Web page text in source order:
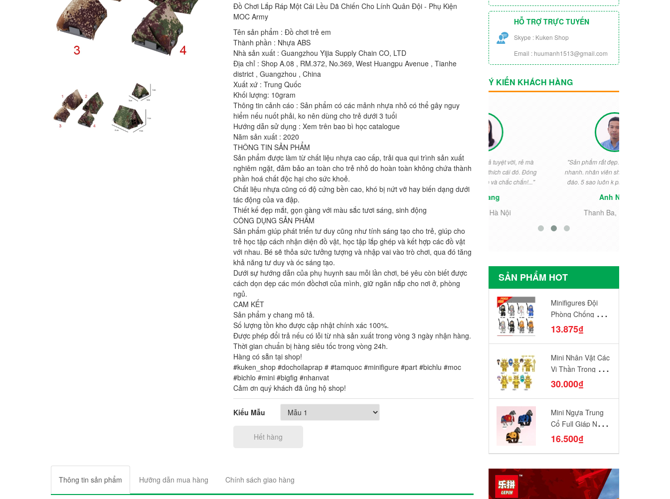
Đồ Chơi Lắp Ráp Một Cái Lều Dã Chiến Cho Lính Quân Đội - Phụ Kiện
MOC Army
Tên sản phẩm : Đồ chơi trẻ em
Thành phần : Nhựa ABS
Nhà sản xuất : Guangzhou Yijia Supply Chain CO, LTD
Địa chỉ : Shop A.08 , RM.372, No.369, West Huangpu Avenue , Tianhe
district , Guangzhou , China
Xuất xứ : Trung Quốc
Khối lượng: 10gram
Thông tin cảnh cáo : Sản phẩm có các mảnh nhựa nhỏ có thể gây nguy
hiểm nếu nuốt phải, ko nên dùng cho trẻ dưới 3 tuổi
Hướng dẫn sử dụng : Xem trên bao bì học catalogue
Năm sản xuất : 2020
THÔNG TIN SẢN PHẨM
Sản phẩm được làm từ chất liệu nhựa cao cấp, trải qua qui trình sản xuất
nghiêm ngặt, đảm bảo an toàn cho trẻ nhỏ do hoàn toàn không chứa thành
phần hoá chất độc hại cho sức khoẻ.
Chất liệu nhựa cũng có độ cứng bền cao, khó bị nứt vỡ hay biến dạng dưới
tác động của va đập.
Thiết kế đẹp mắt, gọn gàng với màu sắc tươi sáng, sinh động
CÔNG DỤNG SẢN PHẨM
Sản phẩm giúp phát triển tư duy cũng như tính sáng tạo cho trẻ, giúp cho
trẻ học tập cách nhận diện đồ vật, học tập lắp ghép và kết hợp các đồ vật
với nhau. Bé sẽ thỏa sức tưởng tượng và nhập vai vào trò chơi, qua đó tăng
khả năng tư duy và óc sáng tạo.
Dưới sự hướng dẫn của phụ huynh sau mỗi lần chơi, bé yêu còn biết được
cách dọn dẹp các món đồchơi của mình, giữ ngăn nắp cho nơi ở, phòng
ngủ.
CAM KẾT
Sản phẩm y chang mô tả.
Số lượng tồn kho được cập nhật chính xác 100%.
Được phép đổi trả nếu có lỗi từ nhà sản xuất trong vòng 3 ngày nhận hàng.
Thời gian chuẩn bị hàng siêu tốc trong vòng 24h.
Hàng có sẵn tại shop!
#kuken_shop #dochoilaprap # #tamquoc #minifigure #part #bichlu #moc
#bichlo #mini #bigfig #nhanvat
Cảm ơn quý khách đã ủng hộ shop!
Kiểu Mẫu
Hết hàng
Thông tin sản phẩm Hưỡng dẫn mua hàng Chính sách giao hàng
HỖ TRỢ TRỰC TUYẾN
Skype : Kuken Shop
Email : huumanh1513@gmail.com
Ý KIẾN KHÁCH HÀNG
"Sản phẩm thì trên cả tuyệt vời, rẻ mà
đẹp. Ráp lên cái nào thích cái đó. Đóng
Chị Trang
Cầu Giấy, Hà Nội
"Sản phẩm rất đẹp. chuyển phát rất
nhanh. nhân viên shop nhiệt tình chu
đáo. 5 sao luôn k phải nói gì nữa..."
Thanh Ba, Phú Thọ
SẢN PHẨM HOT
Minifigures Đội
Phòng Chống Vũ
Khí Sinh Hóa
13.875₫
Mini Nhân Vật Các
Vị Thần Trong 12
Cung Hoàng Đạo
CQ17-CQ22 Đồ
Hình Yêu Thích
30.000₫
Mini Ngựa Trung
Cổ Full Giáp Ngựa
Chiến Diều Hâu
Quạ Đen Sư Tử
Đồ Chơi Lắp Ráp
Mô Hình Nhân Vật
16.500₫